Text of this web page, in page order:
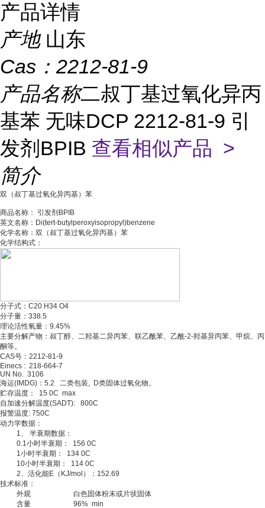
产品详情
产地 山东
Cas： 2212-81-9
产品名称二叔丁基过氧化异丙
基苯 无味DCP 2212-81-9 引
发剂BPIB 查看相似产品 >
简介
双（叔丁基过氧化异丙基）苯
商品名称： 引发剂BPIB
英文名称：Di(tert-butylperoxyisopropyl)benzene
化学名称：双（叔丁基过氧化异丙基）苯
化学结构式：
分子式：C20 H34 O4
分子量：338.5
理论活性氧量：9.45%
主要分解产物：叔丁醇、二羟基二异丙苯、联乙酰苯、乙酰-2-羟基异丙苯、甲烷、丙
酮等。
CAS号：2212-81-9
Einecs : 218-664-7
UN No. 3106
海运(IMDG)：5.2 二类包装, D类固体过氧化物。
贮存温度： 15 0C max
自加速分解温度(SADT): 800C
报警温度: 750C
动力学数据：
1、 半衰期数据：
0.1小时半衰期： 156 0C
1小时半衰期： 134 0C
10小时半衰期： 114 0C
2、活化能E（KJ/mol）：152.69
技术标准：
外观 白色固体粉末或片状固体
含量 96% min